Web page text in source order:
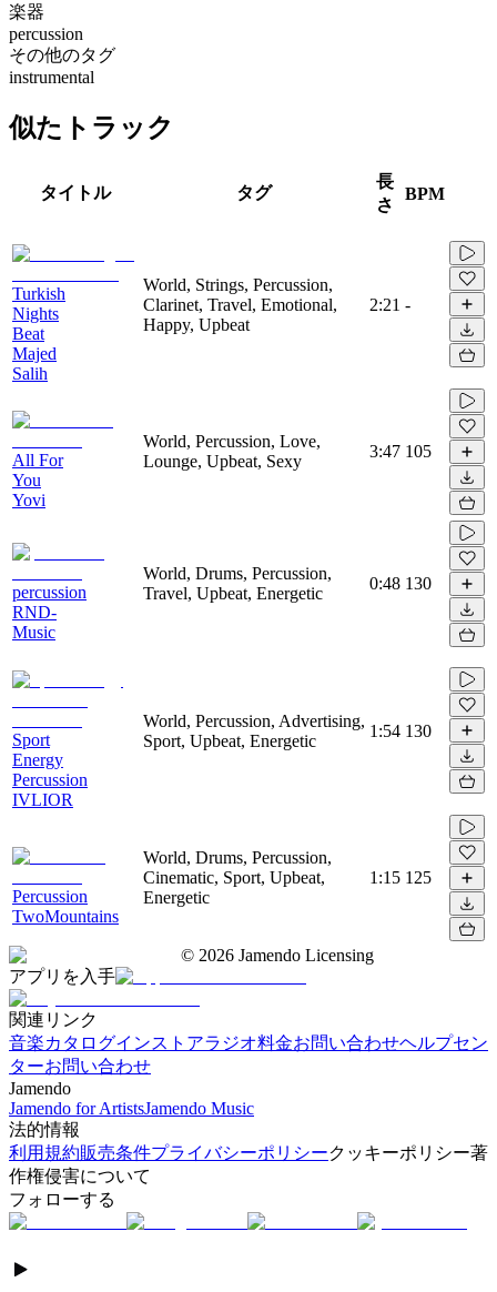
楽器
percussion
その他のタグ
instrumental
似たトラック
タイトル タグ
長
さ
BPM
Turkish
Nights
Beat
Majed
Salih
World, Strings, Percussion,
Clarinet, Travel, Emotional,
Happy, Upbeat
2:21 -
All For
You
Yovi
World, Percussion, Love,
Lounge, Upbeat, Sexy
3:47 105
percussion
RND-
Music
World, Drums, Percussion,
Travel, Upbeat, Energetic
0:48 130
Sport
Energy
Percussion
IVLIOR
World, Percussion, Advertising,
Sport, Upbeat, Energetic
1:54 130
Percussion
TwoMountains
World, Drums, Percussion,
Cinematic, Sport, Upbeat,
Energetic
1:15 125
© 2026 Jamendo Licensing
アプリを入手
関連リンク
音楽カタログインストアラジオ料金お問い合わせヘルプセン
ターお問い合わせ
Jamendo
Jamendo for ArtistsJamendo Music
法的情報
利用規約販売条件プライバシーポリシークッキーポリシー著
作権侵害について
フォローする